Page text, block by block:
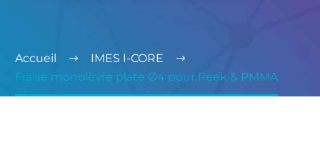
Accueil
IMES I-CORE
Fraise monolèvre plate Ø4 pour Peek & PMMA